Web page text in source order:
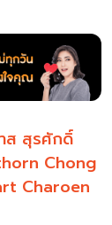
ส สุรศักดิ์
Chong
Charoen